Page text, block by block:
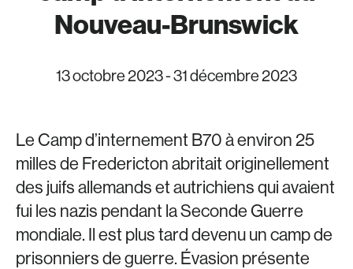
Nouveau-Brunswick
13 octobre 2023-31 décembre 2023
Le Camp d’internement B70 à environ 25
milles de Fredericton abritait originellement
des juifs allemands et autrichiens qui avaient
fui les nazis pendant la Seconde Guerre
mondiale. Il est plus tard devenu un camp de
prisonniers de guerre. Évasion présente